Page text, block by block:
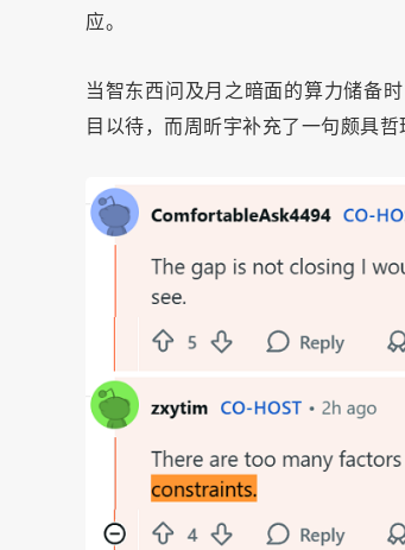
应。
当智东西问及月之暗面的算力储备时
目以待，而周昕宇补充了一句颇具哲